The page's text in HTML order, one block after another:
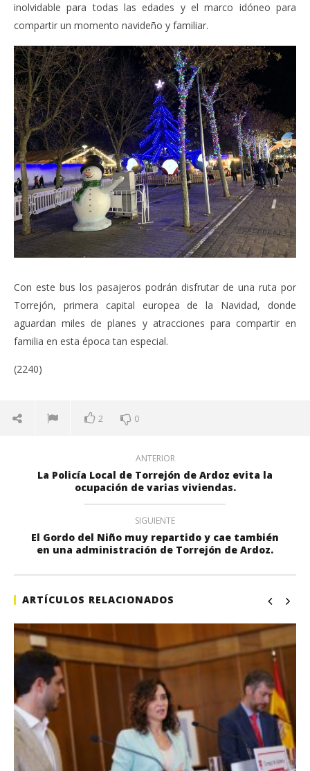
inolvidable para todas las edades y el marco idóneo para
compartir un momento navideño y familiar.
Con este bus los pasajeros podrán disfrutar de una ruta por
Torrejón, primera capital europea de la Navidad, donde
aguardan miles de planes y atracciones para compartir en
familia en esta época tan especial.
(2240)
2 0
ANTERIOR
La Policía Local de Torrejón de Ardoz evita la
ocupación de varias viviendas.
SIGUIENTE
El Gordo del Niño muy repartido y cae también
en una administración de Torrejón de Ardoz.
ARTÍCULOS RELACIONADOS